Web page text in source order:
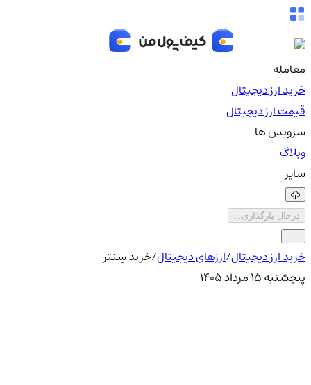
معامله
خرید ارز دیجیتال
قیمت ارز دیجیتال
سرویس ها
وبلاگ
سایر
درحال بارگذاری...
خرید ارز دیجیتال/ارزهای دیجیتال/خرید سِنتر
پنجشنبه ۱۵ مرداد ۱۴۰۵